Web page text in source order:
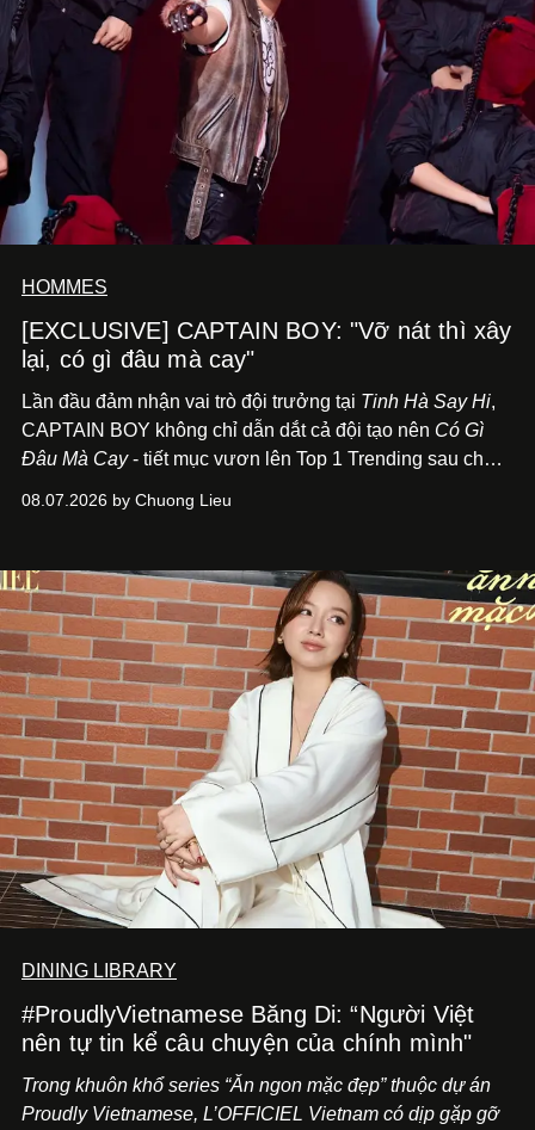
HOMMES
[EXCLUSIVE] CAPTAIN BOY: "Vỡ nát thì xây
lại, có gì đâu mà cay"
Lần đầu đảm nhận vai trò đội trưởng tại Tinh Hà Say Hi,
CAPTAIN BOY không chỉ dẫn dắt cả đội tạo nên Có Gì
Đâu Mà Cay- tiết mục vươn lên Top 1 Trending sau chưa
để lắng nghe, kết nối và tin tưởng đồng đội. Với nam
trình trở thành một producer thực thụ.
08.07.2026 by Chuong Lieu
DINING LIBRARY
#ProudlyVietnamese Băng Di: “Người Việt
nên tự tin kể câu chuyện của chính mình"
Trong khuôn khổ series “Ăn ngon mặc đẹp” thuộc dự án
Proudly Vietnamese, L’OFFICIEL Vietnam có dịp gặp gỡ